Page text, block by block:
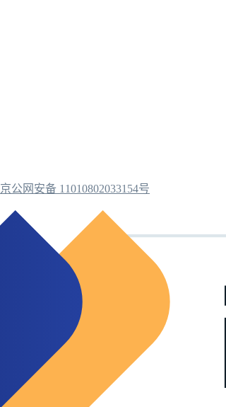
京公网安备 11010802033154号